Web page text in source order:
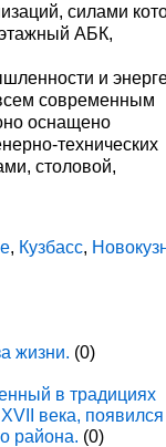
силами
АБК,
и
современным
оснащено
технических
столовой,
, Кузбасс,
жизни. (0)
в традициях
века,
района. (0)